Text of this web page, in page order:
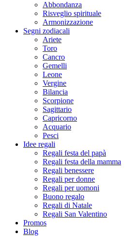
Abbondanza
Risveglio spirituale
Armonizzazione
Segni zodiacali
Ariete
Toro
Cancro
Gemelli
Leone
Vergine
Bilancia
Scorpione
Sagittario
Capricorno
Acquario
Pesci
Idee regali
Regali festa del papà
Regali festa della mamma
Regali benessere
Regali per donne
Regali per uomoni
Buono regalo
Regali di Natale
Regali San Valentino
Promos
Blog